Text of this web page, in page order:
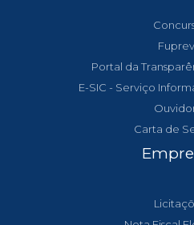
Portal da
E-SIC - Serviço
Carta de